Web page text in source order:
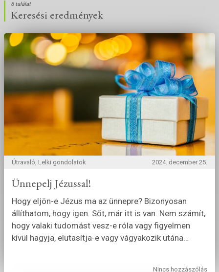
6 találat
Keresési eredmények
Útravaló, Lelki gondolatok 2024. december 25.
Ünnepelj Jézussal!
Hogy eljön-e Jézus ma az ünnepre? Bizonyosan
állíthatom, hogy igen. Sőt, már itt is van. Nem számít,
hogy valaki tudomást vesz-e róla vagy figyelmen
kívül hagyja, elutasítja-e vagy vágyakozik utána…
Nincs hozzászólás